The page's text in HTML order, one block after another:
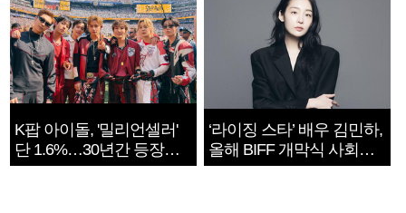
K팝 아이돌, '밀리언셀러'
단 1.6%…30년간 등장
1182개팀 전수조사
‘라이징 스타’ 배우 김민하,
올해 BIFF 개막식 사회자
확정